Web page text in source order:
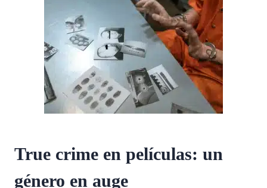
True crime en películas: un
género en auge